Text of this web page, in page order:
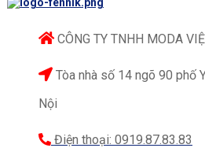
CÔNG TY TNHH MODA
Tòa nhà số 14 ngõ 90 phố
Nội
Điện thoại: 0919.87.83.83